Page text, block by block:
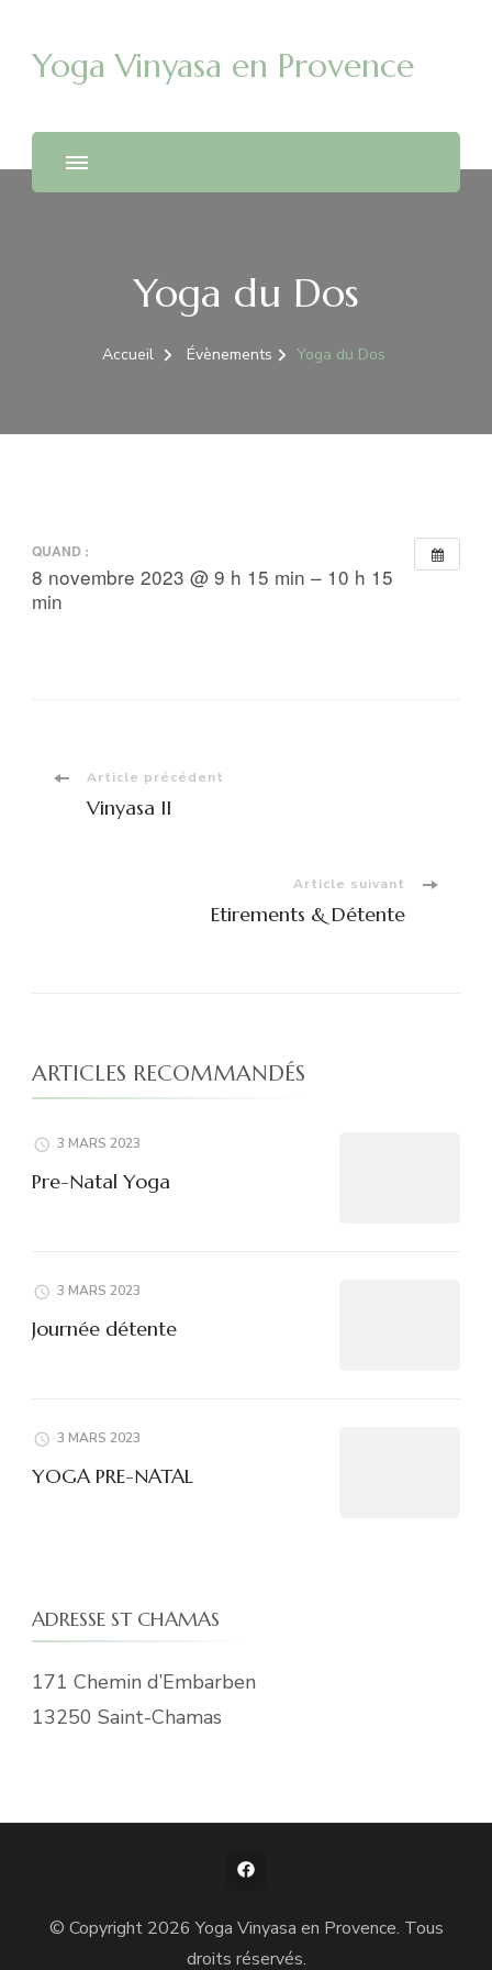
Yoga Vinyasa en Provence
Yoga du Dos
Accueil Évènements Yoga du Dos
QUAND :
8 novembre 2023 @ 9 h 15 min – 10 h 15
min
Navigation
Article précédent
Vinyasa II
Article suivant
Etirements & Détente
ARTICLES RECOMMANDÉS
3 MARS 2023
Pre-Natal Yoga
3 MARS 2023
Journée détente
3 MARS 2023
YOGA PRE-NATAL
ADRESSE ST CHAMAS
171 Chemin d’Embarben
13250 Saint-Chamas
© Copyright 2026Yoga Vinyasa en Provence. Tous
droits réservés.